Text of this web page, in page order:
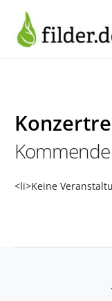
Inhalt
springen
<li>Keine